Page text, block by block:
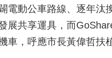
電動公車路線、逐年汰
共享運具，而
車，呼應市長黃偉哲扶